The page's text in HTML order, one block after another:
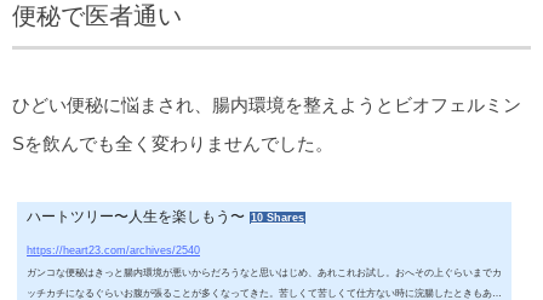
便秘で医者通い
ひどい便秘に悩まされ、腸内環境を整えようとビオフェルミン
Sを飲んでも全く変わりませんでした。
ハートツリー〜人生を楽しもう〜 10 Shares
https://heart23.com/archives/2540
ガンコな便秘はきっと腸内環境が悪いからだろうなと思いはじめ、あれこれお試し。おへその上ぐらいまでカ
ッチカチになるぐらいお腹が張ることが多くなってきた。苦しくて苦しくて仕方ない時に浣腸したときもあっ